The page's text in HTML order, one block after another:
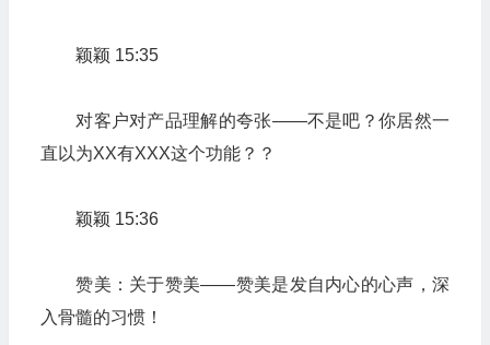
颖颖 15:35
对客户对产品理解的夸张——不是吧？你居然一
直以为XX有XXX这个功能？？
颖颖 15:36
赞美：关于赞美——赞美是发自内心的心声，深
入骨髓的习惯！